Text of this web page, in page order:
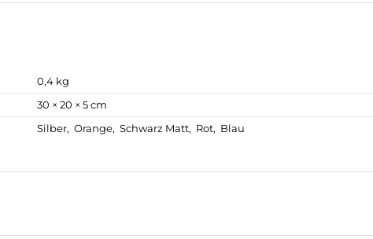
0,4 kg
30 × 20 × 5 cm
Silber, Orange, Schwarz Matt, Rot, Blau